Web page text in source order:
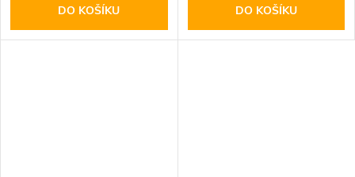
DO KOŠÍKU DO KOŠÍKU